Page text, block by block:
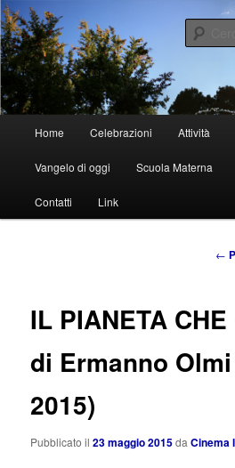
Vai
al
contenuto
principaleParrocchia di Dolo
principale
Home Celebrazioni Attività
Vangelo di oggi Scuola Materna
Contatti Link
←
IL PIANETA
di Ermanno
2015)
Pubblicato il23 maggio 2015daCinema